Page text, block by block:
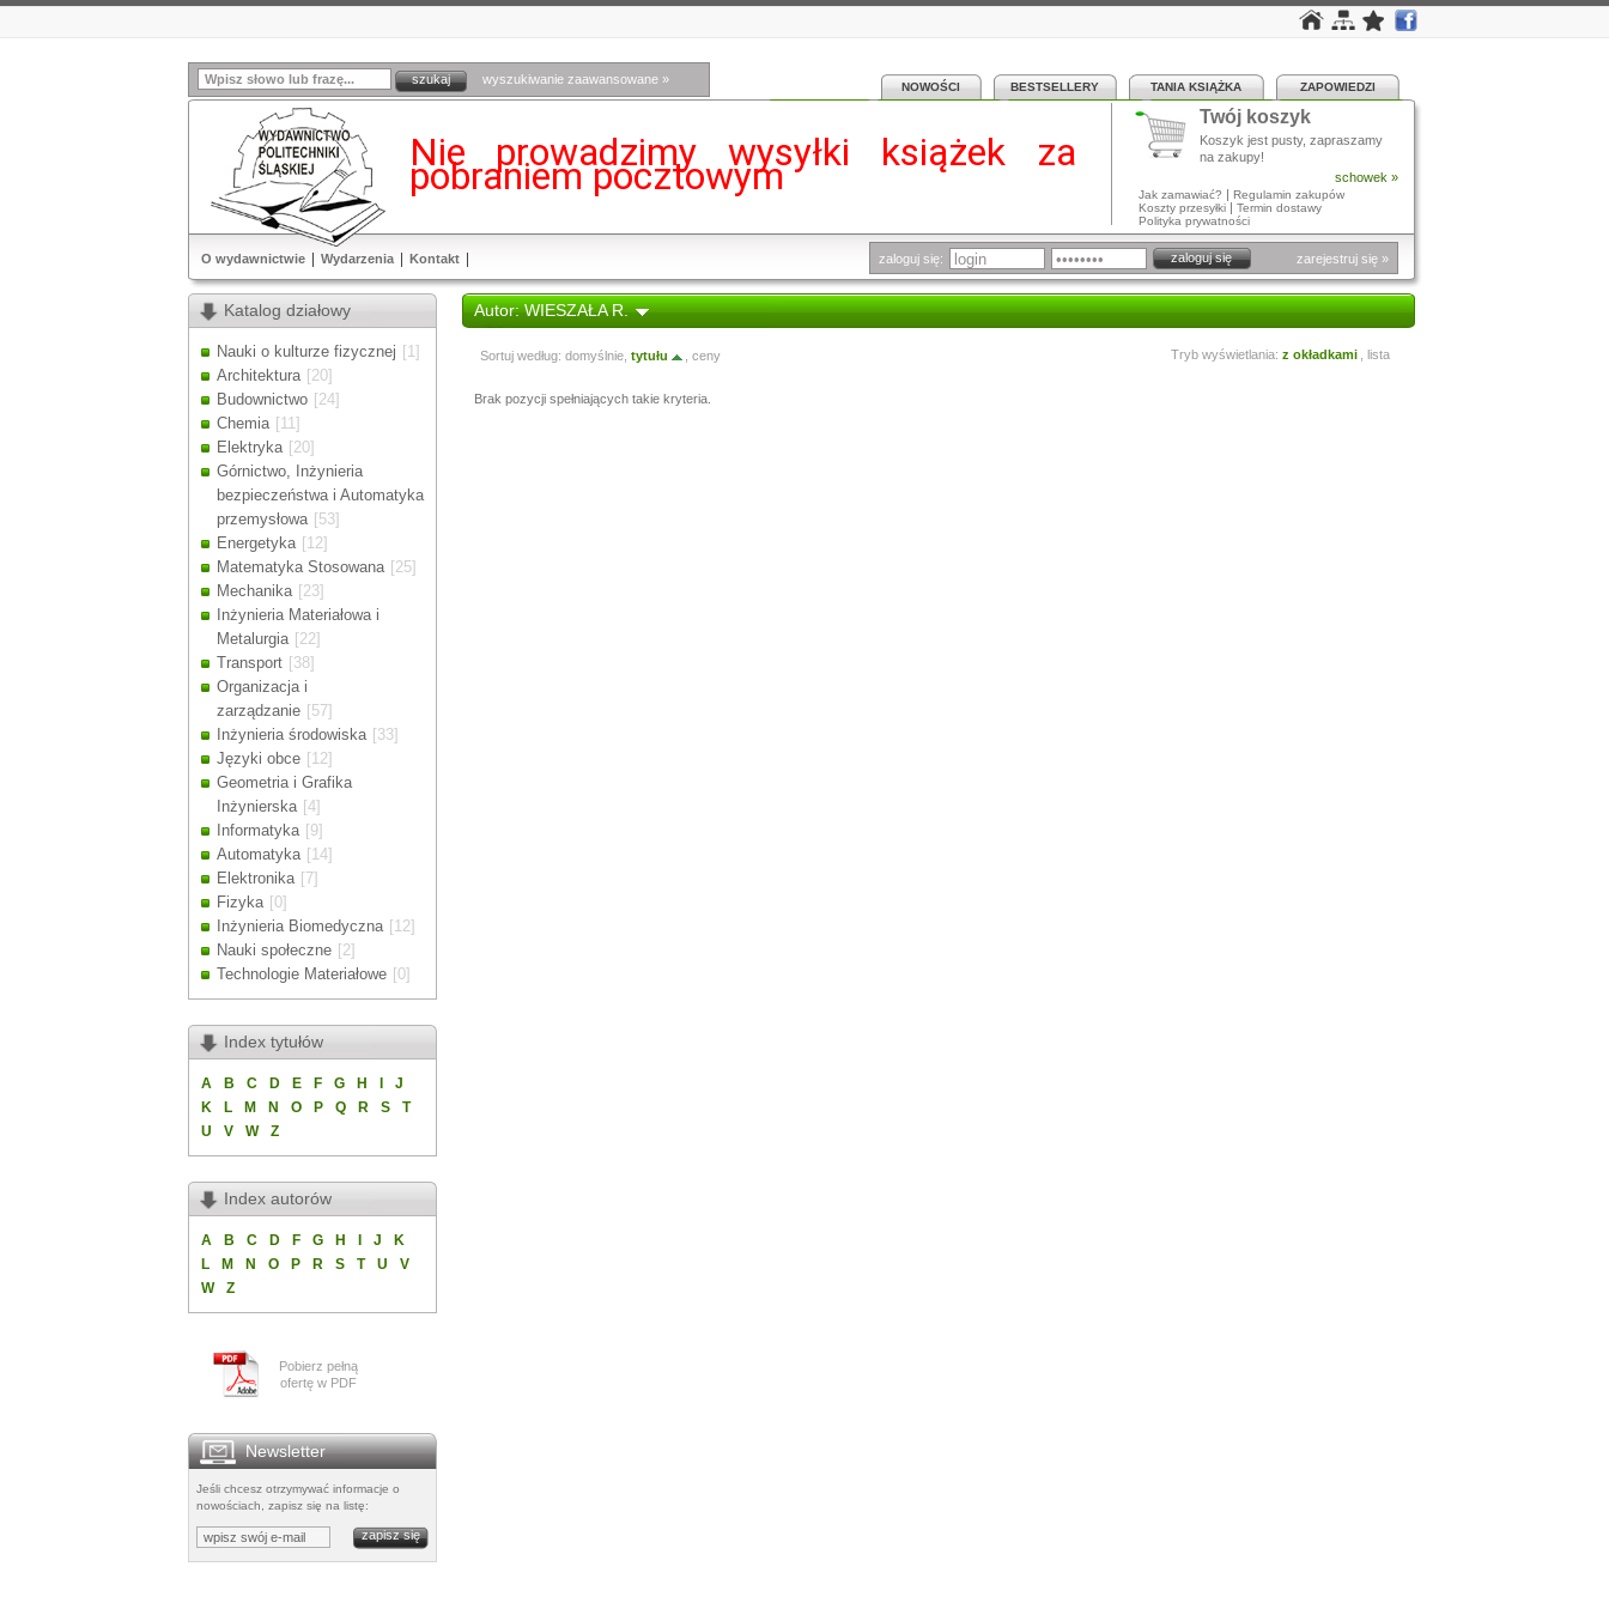
wyszukiwanie zaawansowane »
NOWOŚCI BESTSELLERY TANIA KSIĄŻKA ZAPOWIEDZI
Nie prowadzimy wysyłki książek za
pobraniem pocztowym
Drodzy Klienci!
Twój koszyk
Koszyk jest pusty, zapraszamy
na zakupy!
schowek »
Jak zamawiać? | Regulamin zakupów
Koszty przesyłki | Termin dostawy
Polityka prywatności
O wydawnictwie Wydarzenia Kontakt zaloguj się: zarejestruj się »
Katalog działowy
Nauki o kulturze fizycznej [1]
Architektura [20]
Budownictwo [24]
Chemia [11]
Elektryka [20]
Górnictwo, Inżynieria
bezpieczeństwa i Automatyka
przemysłowa [53]
Energetyka [12]
Matematyka Stosowana [25]
Mechanika [23]
Inżynieria Materiałowa i
Metalurgia [22]
Transport [38]
Organizacja i
zarządzanie [57]
Inżynieria środowiska [33]
Języki obce [12]
Geometria i Grafika
Inżynierska [4]
Informatyka [9]
Automatyka [14]
Elektronika [7]
Fizyka [0]
Inżynieria Biomedyczna [12]
Nauki społeczne [2]
Technologie Materiałowe [0]
Index tytułów
A B C D E F G H
J
K
L M N O P Q R S
T
U
V W Z
Index autorów
A B C D F G H J
K
L
M N O P R S T U
V
W
Z
Pobierz pełną
ofertę w PDF
Newsletter
Jeśli chcesz otrzymywać informacje o
nowościach, zapisz się na listę:
Autor: WIESZAŁA R.
Sortuj według: domyślnie, tytułu ceny Tryb wyświetlania: z okładkami lista
Brak pozycji spełniających takie kryteria.